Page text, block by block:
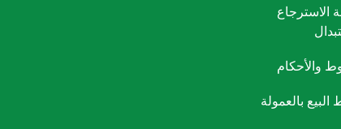
الاسترجاع
والأحكام
بالعمولة